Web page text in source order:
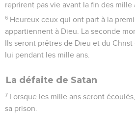
reprirent pas vie avant la fin des mille
6 Heureux ceux qui ont part à la
appartiennent à Dieu. La seconde
Ils seront prêtres de Dieu et du
lui pendant les mille ans.
La défaite de Satan
7 Lorsque les mille ans seront
sa prison.